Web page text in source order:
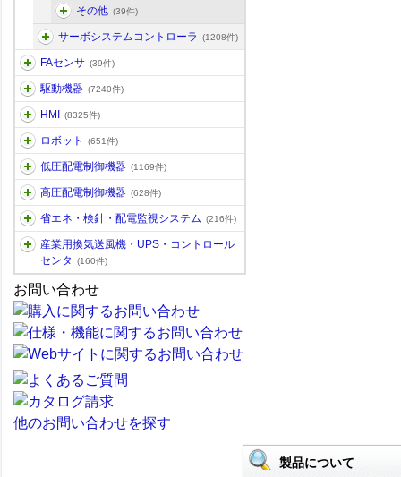
その他 (39件)
サーボシステムコントローラ (1208件)
FAセンサ (39件)
駆動機器 (7240件)
HMI (8325件)
ロボット (651件)
低圧配電制御機器 (1169件)
高圧配電制御機器 (628件)
省エネ・検針・配電監視システム (216件)
産業用換気送風機・UPS・コントロール
センタ
(160件)
お問い合わせ
他のお問い合わせを探す
製品について